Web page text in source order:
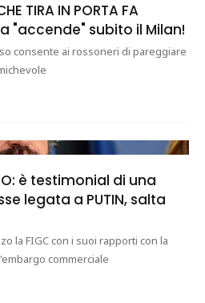
TIRA IN PORTA FA
"accende" subito il Milan!
consente ai rossoneri di pareggiare
è testimonial di una
legata a PUTIN, salta
la FIGC con i suoi rapporti con la
commerciale